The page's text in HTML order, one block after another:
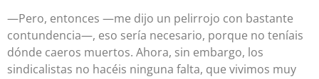
—Pero, entonces —me dijo un pelirrojo con bastante
contundencia—, eso sería necesario, porque no teníais
dónde caeros muertos. Ahora, sin embargo, los
sindicalistas no hacéis ninguna falta, que vivimos muy